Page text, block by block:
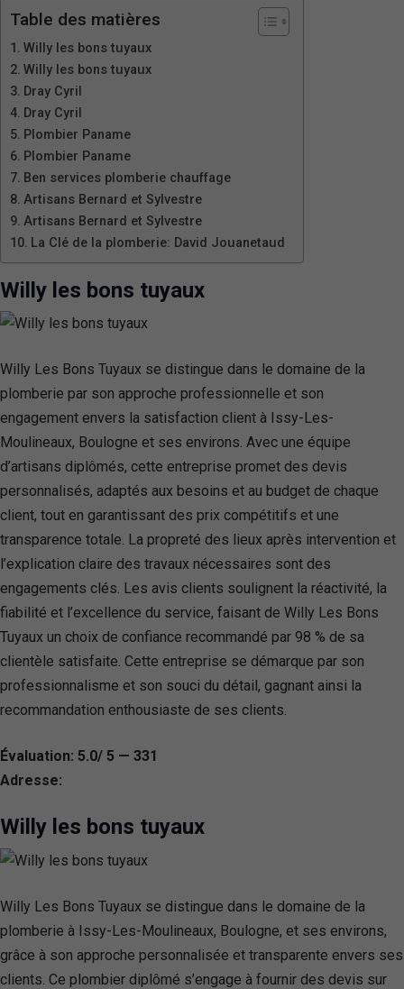
Table des matières
Willy les bons tuyaux
Willy les bons tuyaux
Dray Cyril
Dray Cyril
Plombier Paname
Plombier Paname
Ben services plomberie chauffage
Artisans Bernard et Sylvestre
Artisans Bernard et Sylvestre
La Clé de la plomberie: David Jouanetaud
Willy les bons tuyaux
Willy Les Bons Tuyaux se distingue dans le domaine de la
plomberie par son approche professionnelle et son
engagement envers la satisfaction client à Issy-Les-
Moulineaux, Boulogne et ses environs. Avec une équipe
d’artisans diplômés, cette entreprise promet des devis
personnalisés, adaptés aux besoins et au budget de chaque
client, tout en garantissant des prix compétitifs et une
transparence totale. La propreté des lieux après intervention et
l’explication claire des travaux nécessaires sont des
engagements clés. Les avis clients soulignent la réactivité, la
fiabilité et l’excellence du service, faisant de Willy Les Bons
Tuyaux un choix de confiance recommandé par 98 % de sa
clientèle satisfaite. Cette entreprise se démarque par son
professionnalisme et son souci du détail, gagnant ainsi la
recommandation enthousiaste de ses clients.
Évaluation: 5.0/ 5 — 331
Adresse:
Willy les bons tuyaux
Willy Les Bons Tuyaux se distingue dans le domaine de la
plomberie à Issy-Les-Moulineaux, Boulogne, et ses environs,
grâce à son approche personnalisée et transparente envers ses
clients. Ce plombier diplômé s’engage à fournir des devis sur